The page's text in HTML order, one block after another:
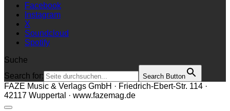
Facebook
Instagram
X
Soundcloud
Spotify
Suche
Search for:
Search Button
FAZE Music & Verlags GmbH · Friedrich-Ebert-Str. 114 ·
42117 Wuppertal · www.fazemag.de